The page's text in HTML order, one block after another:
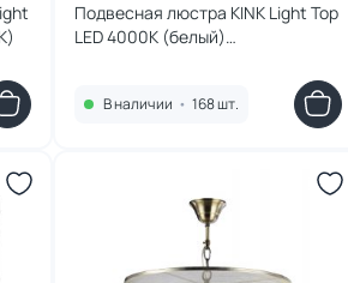
Подвесная люстра KINK Light Top
LED 4000К (белый)
В наличии • 168 шт.